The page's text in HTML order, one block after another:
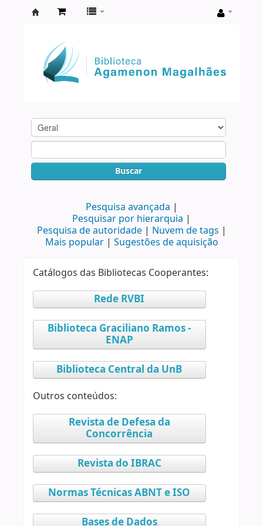
Agamenon
Magalhães
Buscar
Pesquisa avançada
Pesquisar por hierarquia
Pesquisa de autoridade
Nuvem de tags
Mais popular
Sugestões de aquisição
Catálogos das Bibliotecas Cooperantes:
Rede RVBI
Biblioteca Graciliano Ramos -
ENAP
Biblioteca Central da UnB
Outros conteúdos:
Revista de Defesa da
Concorrência
Revista do IBRAC
Normas Técnicas ABNT e ISO
Bases de Dados